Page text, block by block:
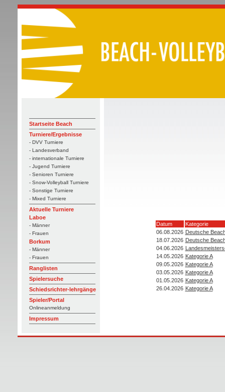
Startseite Beach
Turniere/Ergebnisse
- DVV Turniere
- Landesverband
- internationale Turniere
- Jugend Turniere
- Senioren Turniere
- Snow-Volleyball Turniere
- Sonstige Turniere
- Mixed Turniere
Aktuelle Turniere
Laboe
- Männer
- Frauen
Borkum
- Männer
- Frauen
Ranglisten
Spielersuche
Schiedsrichter-lehrgänge
Spieler/Portal
Onlineanmeldung
Impressum
Datum
Kategorie
06.08.2026 Deutsche
18.07.2026 Deutsche
04.06.2026
14.05.2026 Kategorie A
09.05.2026 Kategorie A
03.05.2026 Kategorie A
01.05.2026 Kategorie A
26.04.2026 Kategorie A